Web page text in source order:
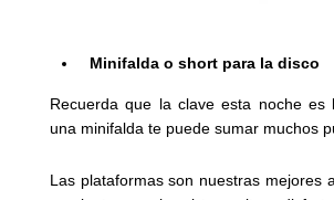
Minifalda o short para la disco
Recuerda que la clave esta noche es
una minifalda te puede sumar muchos
Las plataformas son nuestras mejores